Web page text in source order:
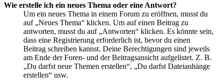
Wie erstelle ich ein neues Thema oder eine Antwort?
Um ein neues Thema in einem Forum zu eröffnen, musst du
auf „Neues Thema“ klicken. Um auf einen Beitrag zu
antworten, musst du auf „Antworten“ klicken. Es könnte sein,
dass eine Registrierung erforderlich ist, bevor du einen
Beitrag schreiben kannst. Deine Berechtigungen sind jeweils
am Ende der Foren- und der Beitragsansicht aufgelistet. Z. B.
„Du darfst neue Themen erstellen“, „Du darfst Dateianhänge
erstellen“ usw.